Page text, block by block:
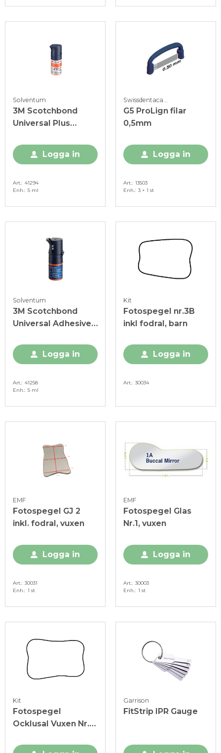
Solventum
3M Scotchbond
Universal Plus
Logga in
Art.
41294
Enh.
5 ml
Swissdentacare SA
G5 ProLign filar
0,5mm
Logga in
Art.
13503
Enh.
3 × 1 st
Solventum
3M Scotchbond
Universal Adhesive
Logga in
Art. 41258
Enh. 5 ml
Kit
Fotospegel nr.3B
inkl fodral, barn
Logga in
Art. 30034
EMF
Fotospegel GJ 2
inkl. fodral, vuxen
Logga in
Art.
30031
Enh.
1 st
EMF
Fotospegel Glas
Nr.1, vuxen
Logga in
Art.
30003
Enh.
1 st
Kit
Fotospegel
Ocklusal Vuxen Nr.
Garrison
FitStrip IPR Gauge